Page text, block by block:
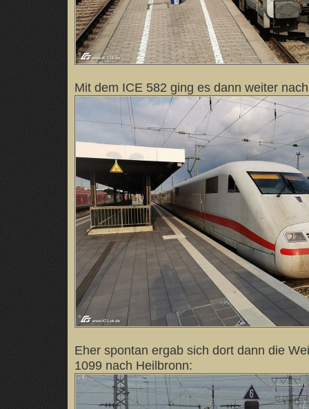
Mit dem ICE 582 ging es dann weiter
Eher spontan ergab sich dort dann die
1099 nach Heilbronn: